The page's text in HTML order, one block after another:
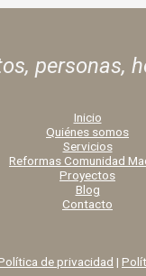
personas,
Inicio
Quiénes somos
Servicios
Reformas Comunidad
Proyectos
Blog
Contacto
de privacidad |